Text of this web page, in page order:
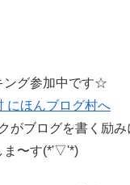
グ参加中です☆
がブログを書く励み
ま〜す(*'▽'*)